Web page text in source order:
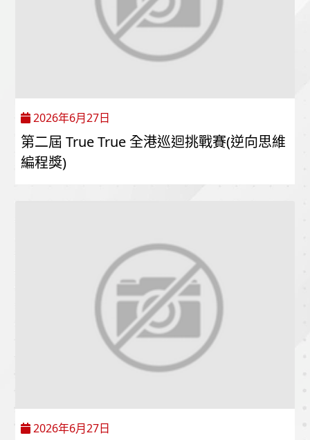
2026年6月27日
第二屆 True True 全港巡迴挑戰賽(逆向思維
編程獎)
2026年6月27日